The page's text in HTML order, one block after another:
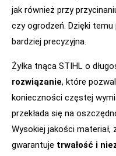
jak również przy
czy ogrodzeń. Dzięki
bardziej precyzyjna.
Żyłka tnąca STIHL o
rozwiązanie, które
konieczności częstej
przekłada się na
Wysokiej jakości materiał,
gwarantuje trwałość i